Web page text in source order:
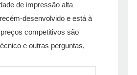
de impressão alta
desenvolvido e está à
competitivos são
e outras perguntas,